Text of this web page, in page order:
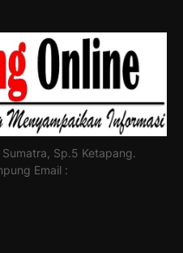
Sp.5 Ketapang.
Email :